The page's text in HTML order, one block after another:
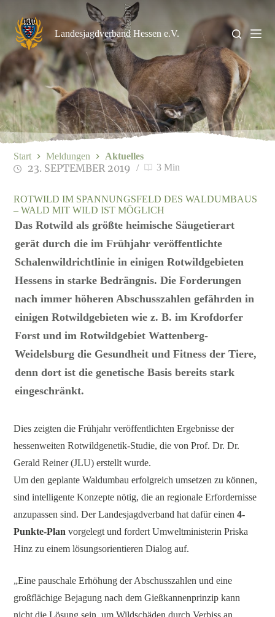
springen
Landesjagdverband Hessen e.V.
Rolfes/DJV
ROTWILD IM SPANNUNGSFELD DES WALDUMBAUS
– WALD MIT WILD IST MÖGLICH
Das Rotwild als größte heimische Säugetierart
gerät durch die im Frühjahr veröffentlichte
Schalenwildrichtlinie in einigen Rotwildgebieten
Hessens in starke Bedrängnis. Die Forderungen
nach immer höheren Abschusszahlen gefährden in
einigen Rotwildgebieten wie z. B. im Krofdorfer
Forst und im Rotwildgebiet Wattenberg-
Weidelsburg die Gesundheit und Fitness der Tiere,
denn dort ist die genetische Basis bereits stark
eingeschränkt.
23. SEPTEMBER 2019 3 Min
Start Meldungen Aktuelles
Dies zeigten die Frühjahr veröffentlichten Ergebnisse der
hessenweiten Rotwildgenetik-Studie, die von Prof. Dr. Dr.
Gerald Reiner (JLU) erstellt wurde.
Um den geplante Waldumbau erfolgreich umsetzen zu können,
sind intelligente Konzepte nötig, die an regionale Erfordernisse
anzupassen sind. Der Landesjagdverband hat dafür einen4-
Punkte-Plan vorgelegt und fordert Umweltministerin Priska
Hinz zu einem lösungsorientieren Dialog auf.
„Eine pauschale Erhöhung der Abschusszahlen und eine
großflächige Bejagung nach dem Gießkannenprinzip kann
nicht die Lösung sein, um Wildschäden durch Verbiss an